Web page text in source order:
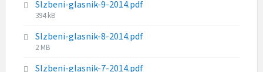
:i
z
e
:
l
e
i
z
e
Slzbeni-glasnik-9-2014.pdf
F
l
e
394 kB
Slzbeni-glasnik-8-2014.pdf
F
2 MB
Slzbeni-glasnik-7-2014.pdf